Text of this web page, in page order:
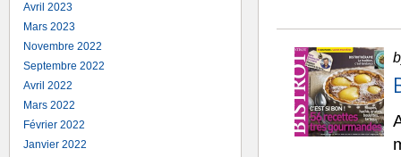
Avril 2023
Mars 2023
Novembre 2022
Septembre 2022
Avril 2022
Mars 2022
Février 2022
Janvier 2022